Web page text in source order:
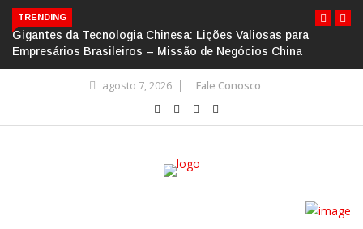
TRENDING
Gigantes da Tecnologia Chinesa: Lições Valiosas para
Empresários Brasileiros – Missão de Negócios China
agosto 7, 2026 Fale Conosco